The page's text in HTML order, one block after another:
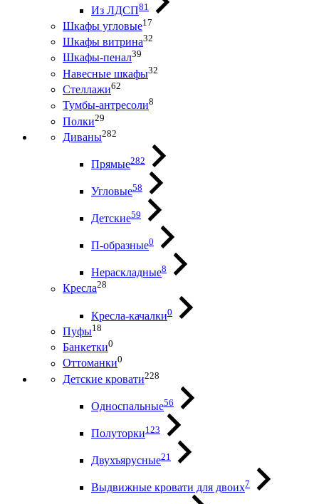
Из ЛДСП81
Шкафы угловые17
Шкафы витрина32
Шкафы-пенал39
Навесные шкафы32
Стеллажи62
Тумбы-антресоли8
Полки29
Диваны282
Прямые282
Угловые58
Детские59
П-образные0
Нераскладные8
Кресла28
Кресла-качалки0
Пуфы18
Банкетки0
Оттоманки0
Детские кровати228
Односпальные56
Полуторки123
Двухъярусные21
Выдвижные кровати для двоих7